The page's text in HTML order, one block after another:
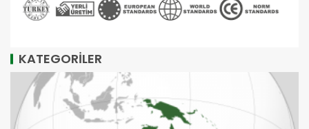
KATEGORİLER